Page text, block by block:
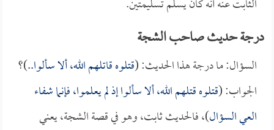
الثابت عنه أنه كان يسلم تسليمتين.
درجة حديث صاحب الشجة
السؤال: ما درجة هذا الحديث: (قتلوه قاتلهم الله، ألا سألوا..)؟
الجواب: (قتلوه قتلهم الله، ألا سألوا إذ لم يعلموا، فإنما شفاء
العي السؤال)، فالحديث ثابت، وهو في قصة الشجة، يعني